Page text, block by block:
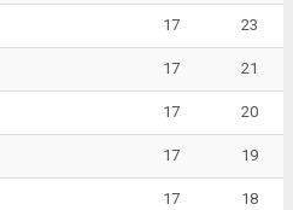
17 23
17 21
17 20
17 19
17 18